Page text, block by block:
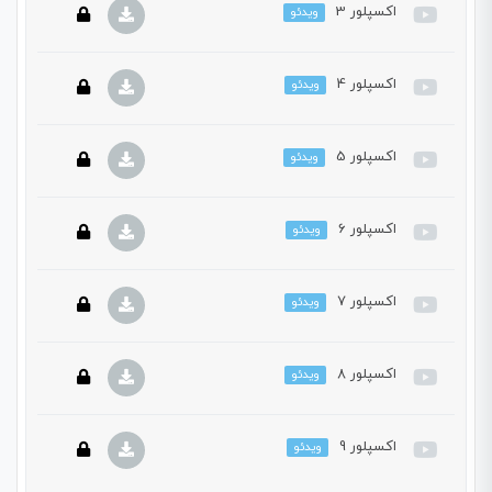
این بخش خصوصی می باشد. برای دسترسی کامل به دروس این
اکسپلور 3 ویدئو
این بخش خصوصی می باشد. برای دسترسی کامل به دروس این
اکسپلور 4 ویدئو
این بخش خصوصی می باشد. برای دسترسی کامل به دروس این
اکسپلور 5 ویدئو
این بخش خصوصی می باشد. برای دسترسی کامل به دروس این
اکسپلور 6 ویدئو
این بخش خصوصی می باشد. برای دسترسی کامل به دروس این
اکسپلور 7 ویدئو
این بخش خصوصی می باشد. برای دسترسی کامل به دروس این
اکسپلور 8 ویدئو
این بخش خصوصی می باشد. برای دسترسی کامل به دروس این
اکسپلور 9 ویدئو